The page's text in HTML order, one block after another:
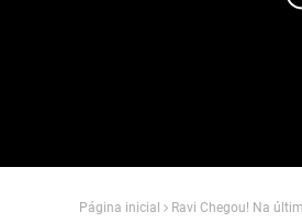
Página inicial Ravi Chegou! Na